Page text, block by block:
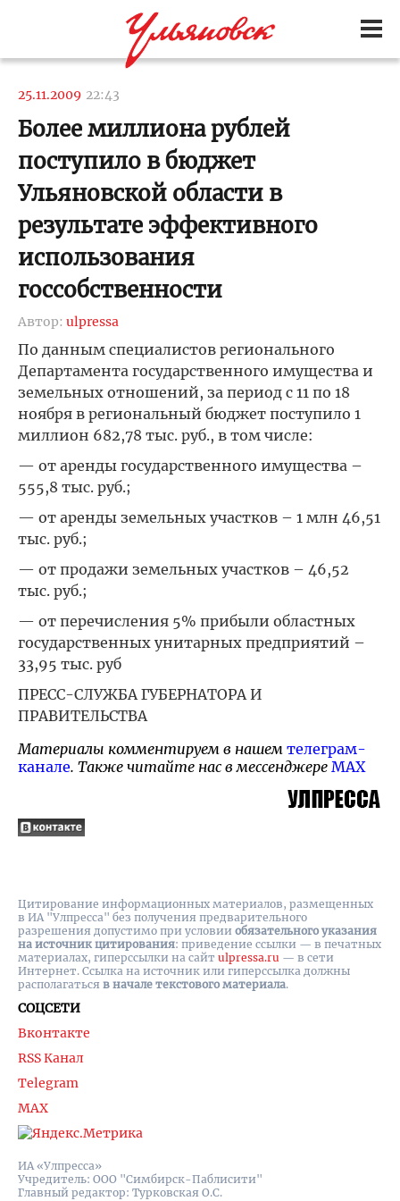
25.11.2009 22:43
Более миллиона рублей
поступило в бюджет
Ульяновской области в
результате эффективного
использования
госсобственности
Автор: ulpressa
По данным специалистов регионального
Департамента государственного имущества и
земельных отношений, за период с 11 по 18
ноября в региональный бюджет поступило 1
миллион 682,78 тыс. руб., в том числе:
— от аренды государственного имущества –
555,8 тыс. руб.;
— от аренды земельных участков – 1 млн 46,51
тыс. руб.;
— от продажи земельных участков – 46,52
тыс. руб.;
— от перечисления 5% прибыли областных
государственных унитарных предприятий –
33,95 тыс. руб
ПРЕСС-СЛУЖБА ГУБЕРНАТОРА И
ПРАВИТЕЛЬСТВА
Материалы комментируем в нашем телеграм-
канале. Также читайте нас в мессенджере MAX
ИА «Улпресса»
Учредитель: ООО "Симбирск-Паблисити"
Главный редактор: Турковская О.С.
СОЦСЕТИ
Вконтакте
RSS Канал
Telegram
MAX
Цитирование информационных материалов, размещенных
в ИА "Улпресса" без получения предварительного
разрешения допустимо при условии обязательного указания
на источник цитирования: приведение ссылки — в печатных
материалах, гиперссылки на cайт ulpressa.ru — в сети
Интернет. Ссылка на источник или гиперссылка должны
располагаться в начале текстового материала.